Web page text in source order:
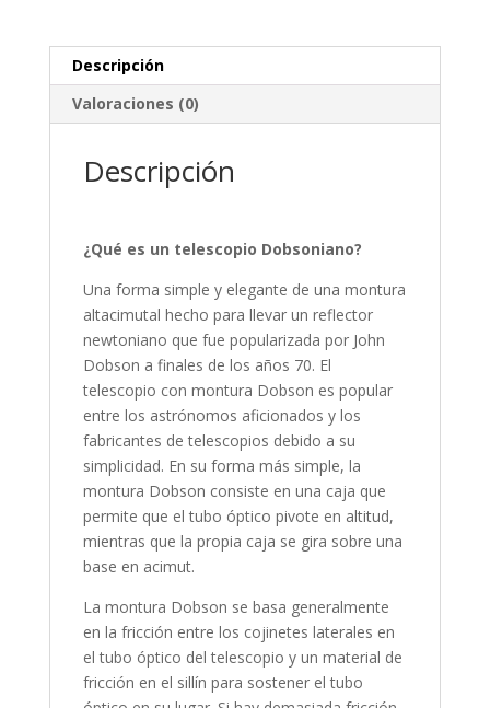
Descripción
Valoraciones (0)
Descripción
¿Qué es un telescopio Dobsoniano?
Una forma simple y elegante de una montura
altacimutal hecho para llevar un reflector
newtoniano que fue popularizada por John
Dobson a finales de los años 70. El
telescopio con montura Dobson es popular
entre los astrónomos aficionados y los
fabricantes de telescopios debido a su
simplicidad. En su forma más simple, la
montura Dobson consiste en una caja que
permite que el tubo óptico pivote en altitud,
mientras que la propia caja se gira sobre una
base en acimut.
La montura Dobson se basa generalmente
en la fricción entre los cojinetes laterales en
el tubo óptico del telescopio y un material de
fricción en el sillín para sostener el tubo